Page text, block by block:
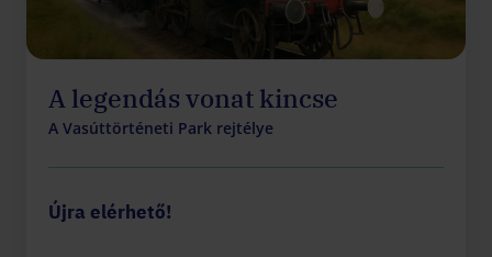
A legendás vonat kincse
A Vasúttörténeti Park rejtélye
Újra elérhető!